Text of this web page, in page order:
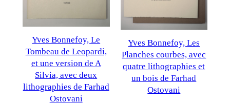
Yves Bonnefoy, Le
Tombeau de Leopardi,
et une version de A
Silvia, avec deux
lithographies de Farhad
Ostovani
Yves Bonnefoy, Les
Planches courbes, avec
quatre lithographies et
un bois de Farhad
Ostovani